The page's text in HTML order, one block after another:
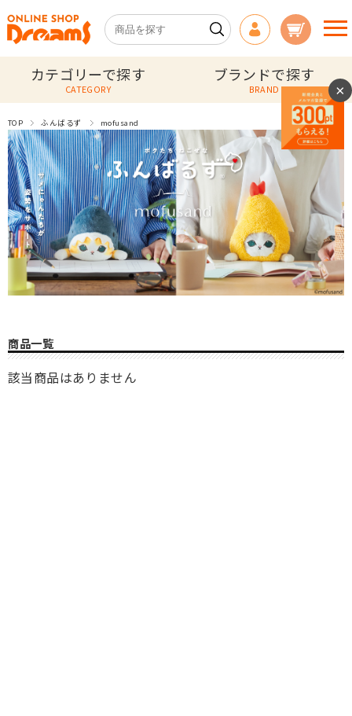
カテゴリーで探す
CATEGORY
ブランドで探す
BRAND
TOP ふんばるず mofusand
商品一覧
該当商品はありません
×